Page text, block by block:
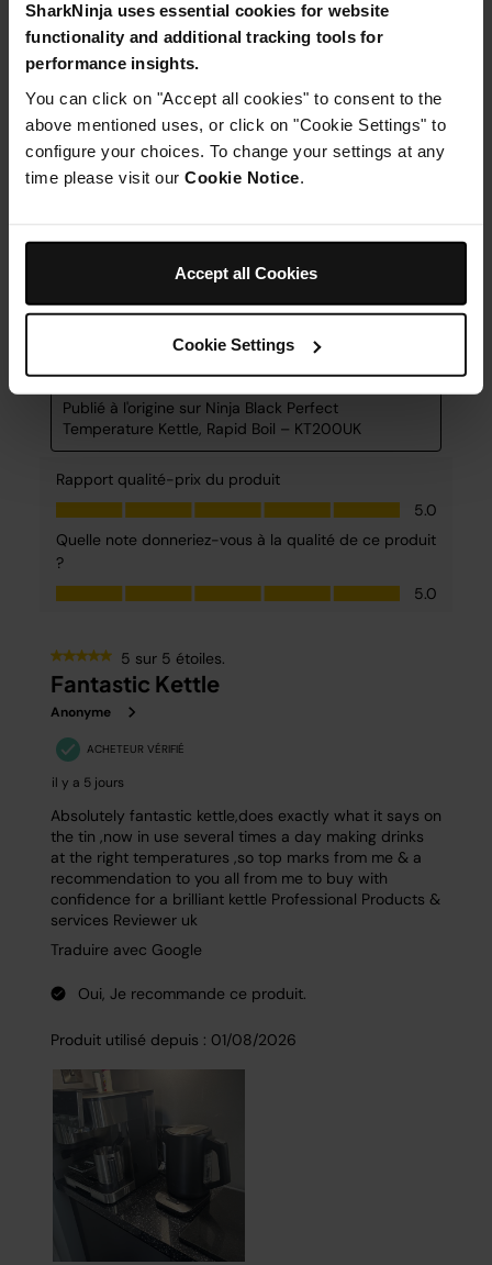
SharkNinja uses essential cookies for website
functionality and additional tracking tools for
performance insights.
You can click on "Accept all cookies" to consent to the
above mentioned uses, or click on "Cookie Settings" to
configure your choices. To change your settings at any
time please visit our Cookie Notice
Accept all Cookies
Cookie Settings